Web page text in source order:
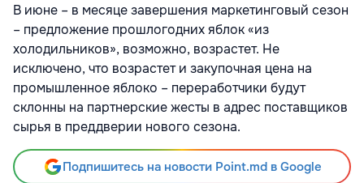
В июне – в месяце завершения маркетинговый сезон
– предложение прошлогодних яблок «из
холодильников», возможно, возрастет. Не
исключено, что возрастет и закупочная цена на
промышленное яблоко – переработчики будут
склонны на партнерские жесты в адрес поставщиков
сырья в преддверии нового сезона.
Подпишитесь на новости Point.md в Google